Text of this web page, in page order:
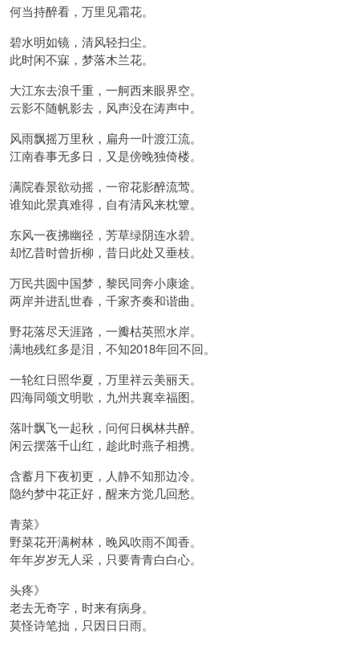
何当持醉看，万里见霜花。
碧水明如镜，清风轻扫尘。
此时闲不寐，梦落木兰花。
大江东去浪千重，一舸西来眼界空。
云影不随帆影去，风声没在涛声中。
风雨飘摇万里秋，扁舟一叶渡江流。
江南春事无多日，又是傍晚独倚楼。
满院春景欲动摇，一帘花影醉流莺。
谁知此景真难得，自有清风来枕簟。
东风一夜拂幽径，芳草绿阴连水碧。
却忆昔时曾折柳，昔日此处又垂枝。
万民共圆中国梦，黎民同奔小康途。
两岸并进乱世春，千家齐奏和谐曲。
野花落尽天涯路，一瓣枯英照水岸。
满地残红多是泪，不知2018年回不回。
一轮红日照华夏，万里祥云美丽天。
四海同颂文明歌，九州共襄幸福图。
落叶飘飞一起秋，问何日枫林共醉。
闲云摆落千山红，趁此时燕子相携。
含蓄月下夜初更，人静不知那边冷。
隐约梦中花正好，醒来方觉几回愁。
青菜》
野菜花开满树林，晚风吹雨不闻香。
年年岁岁无人采，只要青青白白心。
头疼》
老去无奇字，时来有病身。
莫怪诗笔拙，只因日日雨。